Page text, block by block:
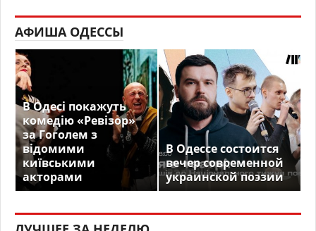
АФИША ОДЕССЫ
В Одесі покажуть
комедію «Ревізор»
за Гоголем з
відомими
київськими
акторами
В Одессе состоится
вечер современной
украинской поэзии